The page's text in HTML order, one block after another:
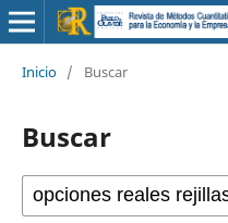
Inicio / Buscar
Buscar